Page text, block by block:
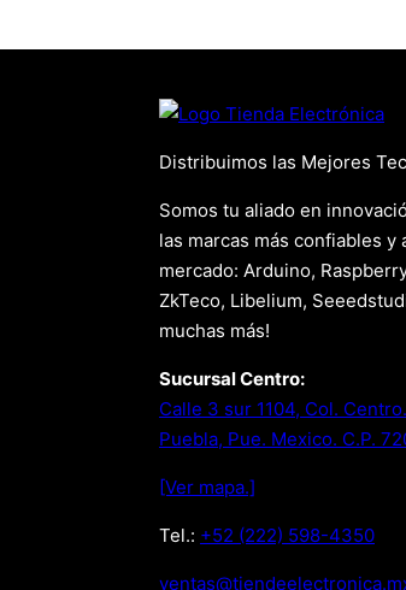
Distribuimos las Mejores
Somos tu aliado en
las marcas más confiables y
mercado: Arduino,
ZkTeco, Libelium,
muchas más!
Sucursal Centro:
Calle 3 sur 1104, Col. Centro.
Puebla, Pue. Mexico. C.P.
[Ver mapa.]
Tel.: +52 (222) 598-4350